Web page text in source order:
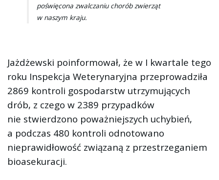
poświęcona zwalczaniu chorób zwierząt
w naszym kraju.
Jażdżewski poinformował, że w I kwartale tego
roku Inspekcja Weterynaryjna przeprowadziła
2869 kontroli gospodarstw utrzymujących
drób, z czego w 2389 przypadków
nie stwierdzono poważniejszych uchybień,
a podczas 480 kontroli odnotowano
nieprawidłowość związaną z przestrzeganiem
bioasekuracji.